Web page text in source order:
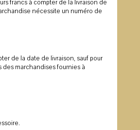
francs à compter de la livraison de
nécessite un numéro de
de la date de livraison, sauf pour
marchandises fournies à